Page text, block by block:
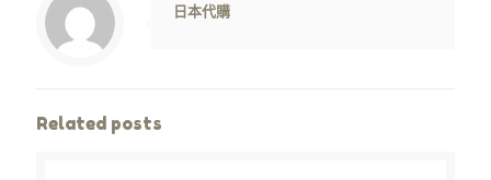
日本代購
Related posts